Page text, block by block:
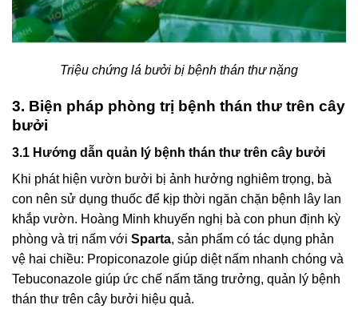
Triệu chứng lá bưởi bị bệnh thán thư nặng
3. Biện pháp phòng trị bệnh thán thư trên cây
bưởi
3.1 Hướng dẫn quản lý bệnh thán thư trên cây bưởi
Khi phát hiện vườn bưởi bị ảnh hưởng nghiêm trọng, bà
con nên sử dụng thuốc để kịp thời ngăn chặn bệnh lây lan
khắp vườn. Hoàng Minh khuyến nghị bà con phun định kỳ
phòng và trị nấm với Sparta, sản phẩm có tác dụng phản
vệ hai chiều: Propiconazole giúp diệt nấm nhanh chóng và
Tebuconazole giúp ức chế nấm tăng trưởng, quản lý bệnh
thán thư trên cây bưởi hiệu quả.